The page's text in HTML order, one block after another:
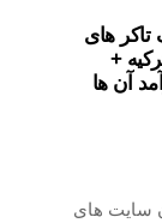
های
+
آن ها
سایت های